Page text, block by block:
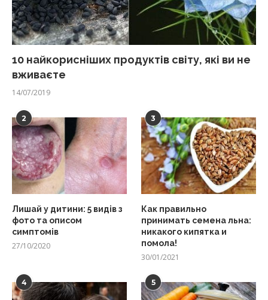
10 найкорисніших продуктів світу, які ви не
вживаєте
14/07/2019
2
Лишай у дитини: 5 видів з
фото та описом
симптомів
27/10/2020
3
Как правильно
принимать семена льна:
никакого кипятка и
помола!
30/01/2021
4 5